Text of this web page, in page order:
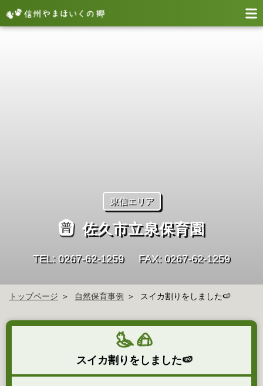
東信エリア
佐久市立泉保育園
TEL: 0267-62-1259 FAX: 0267-62-1259
トップページ 自然保育事例 スイカ割りをしました🍉
スイカ割りをしました🍉